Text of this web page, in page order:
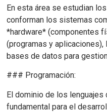
En esta área se estudian
conforman los sistemas
*hardware* (componentes
(programas y
bases de datos para
### Programación:
El dominio de los lenguajes
fundamental para el